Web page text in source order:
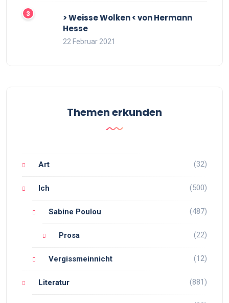
> Weisse Wolken < von Hermann
Hesse
22 Februar 2021
Themen erkunden
Art (32)
Ich (500)
Sabine Poulou (487)
Prosa (22)
Vergissmeinnicht (12)
Literatur (881)